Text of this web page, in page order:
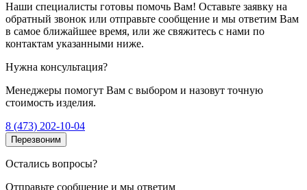
Наши специалисты готовы помочь Вам! Оставьте заявку на
обратный звонок или отправьте сообщение и мы ответим Вам
в самое ближайшее время, или же свяжитесь с нами по
контактам указанными ниже.
Нужна консультация?
Менеджеры помогут Вам с выбором и назовут точную
стоимость изделия.
8 (473) 202-10-04
Перезвоним
Остались вопросы?
Отправьте сообщение и мы ответим